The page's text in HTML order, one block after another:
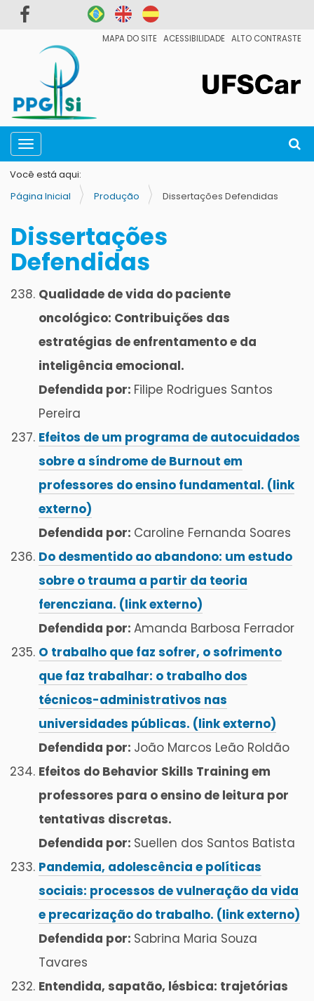
MAPA DO SITE ACESSIBILIDADE ALTO CONTRASTE
Toggle navigation
Você está aqui:
Página Inicial
Produção Dissertações Defendidas
Dissertações
Defendidas
Qualidade de vida do paciente
oncológico: Contribuições das
estratégias de enfrentamento e da
inteligência emocional.
Defendida por: Filipe Rodrigues Santos
Pereira
Efeitos de um programa de autocuidados
sobre a síndrome de Burnout em
professores do ensino fundamental. (link
externo)
Defendida por: Caroline Fernanda Soares
Do desmentido ao abandono: um estudo
sobre o trauma a partir da teoria
ferencziana. (link externo)
Defendida por: Amanda Barbosa Ferrador
O trabalho que faz sofrer, o sofrimento
que faz trabalhar: o trabalho dos
técnicos-administrativos nas
universidades públicas. (link externo)
Defendida por: João Marcos Leão Roldão
Efeitos do Behavior Skills Training em
professores para o ensino de leitura por
tentativas discretas.
Defendida por: Suellen dos Santos Batista
Pandemia, adolescência e políticas
sociais: processos de vulneração da vida
e precarização do trabalho. (link externo)
Defendida por: Sabrina Maria Souza
Tavares
Entendida, sapatão, lésbica: trajetórias